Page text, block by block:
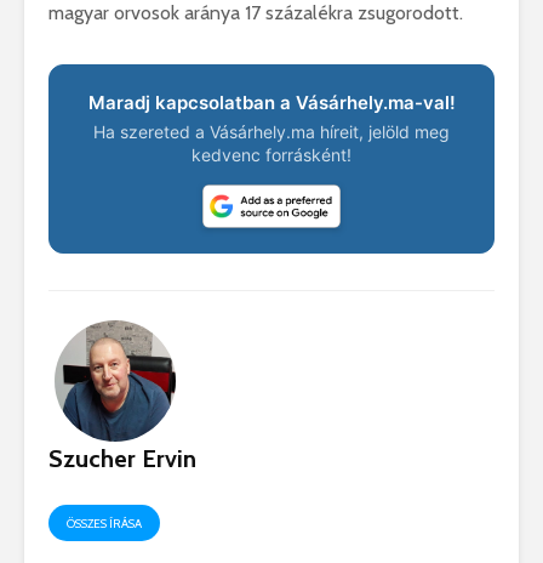
magyar orvosok aránya 17 százalékra zsugorodott.
Maradj kapcsolatban a Vásárhely.ma-val!
Ha szereted a Vásárhely.ma híreit, jelöld meg
kedvenc forrásként!
Szucher Ervin
ÖSSZES ÍRÁSA